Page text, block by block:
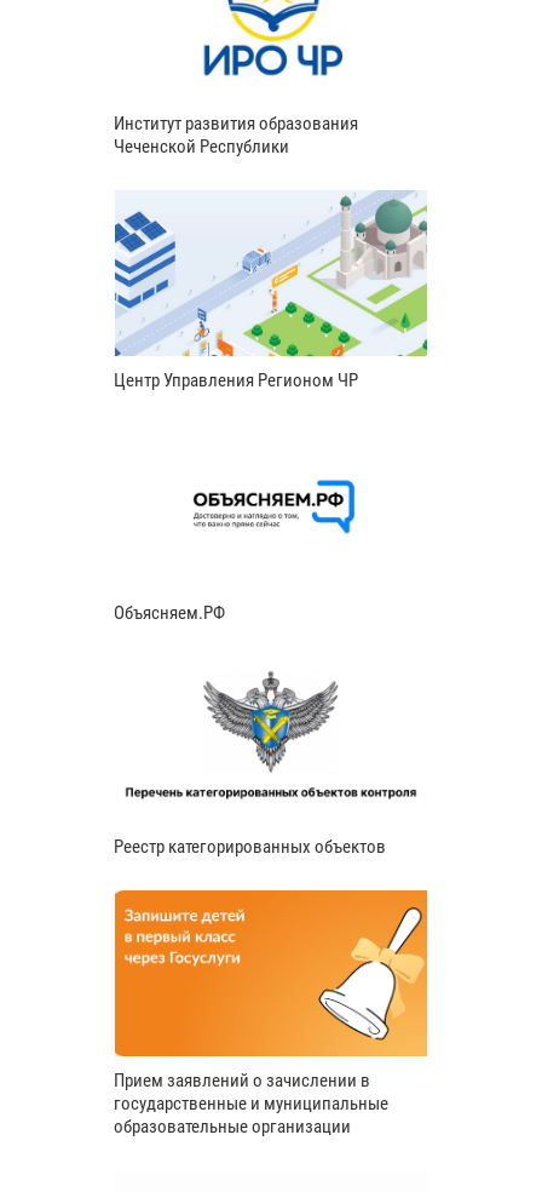
Институт развития образования
Чеченской Республики
Центр Управления Регионом ЧР
Объясняем.РФ
Реестр категорированных объектов
Прием заявлений о зачислении в
государственные и муниципальные
образовательные организации